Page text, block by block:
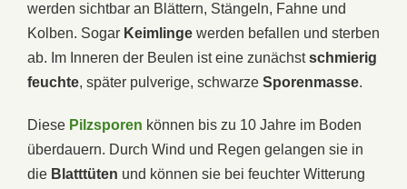
werden sichtbar an Blättern, Stängeln, Fahne und
Kolben. Sogar Keimlinge werden befallen und sterben
ab. Im Inneren der Beulen ist eine zunächstschmierig
feuchte, später pulverige, schwarze Sporenmasse.
Diese Pilzsporen können bis zu 10 Jahre im Boden
überdauern. Durch Wind und Regen gelangen sie in
die Blatttüten und können sie bei feuchter Witterung